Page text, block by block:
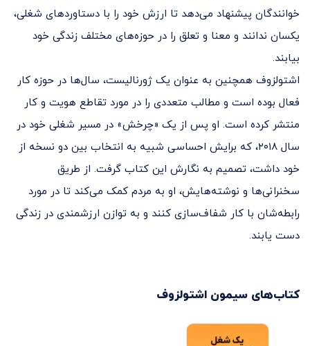
خوانندگان پیشنهاد می‌دهد تا ارزش خود را با دستاوردهای شغلی،
یکسان ندانند و معنا و تعلق را در حوزه‌های مختلف زندگی خود
بیابند.
اشتولزوف همچنین به عنوان یک ژورنالیست، سال‌ها در حوزه کار
فعال بوده است و مطالب متعددی را در مورد تقاطع هویت و کار
منتشر کرده است. او پس از یک «چرخش» در مسیر شغلی خود در
سال ۲۰۱۸، که برایش احساسی شبیه به انتخاب بین دو نسخه از
خود داشت، تصمیم به نگارش این کتاب گرفت. از طریق
سخنرانی‌ها و نوشته‌هایش، او به مردم کمک می‌کند تا در مورد
رابطه‌شان با کار شفاف‌سازی کنند و به توازن ارزشمندی در زندگی
دست یابند.
کتاب‌های سیمون اشتولزوف